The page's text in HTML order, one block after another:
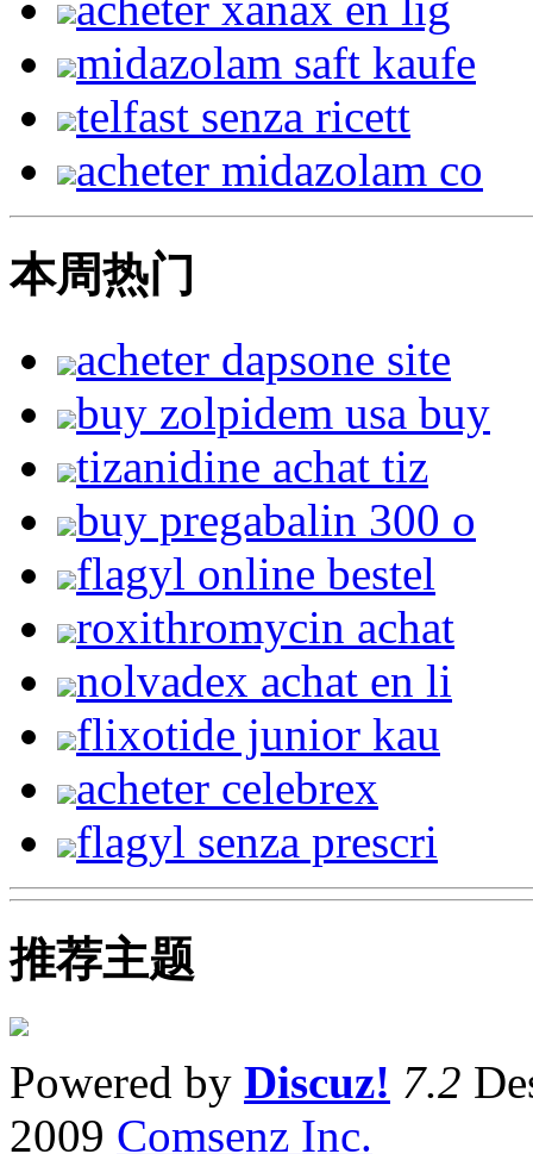
midazolam saft kaufe
telfast senza ricett
acheter midazolam co
本周热门
acheter dapsone site
buy zolpidem usa buy
tizanidine achat tiz
buy pregabalin 300 o
flagyl online bestel
roxithromycin achat
nolvadex achat en li
flixotide junior kau
acheter celebrex
flagyl senza prescri
推荐主题
Powered by Discuz! 7.2
2009 Comsenz Inc.